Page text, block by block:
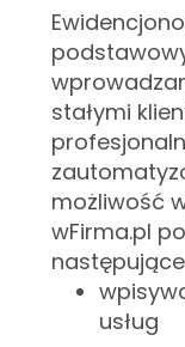
stałymi
możliwość
wFirma.pl
usług